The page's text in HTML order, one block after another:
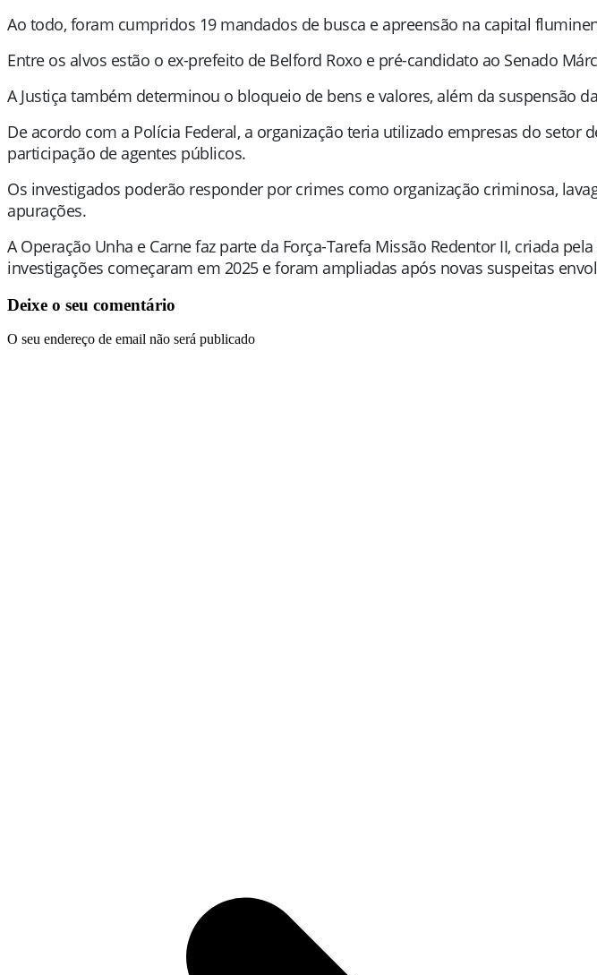
Ao todo, foram cumpridos 19 mandados de busca e apreensão na capital
Entre os alvos estão o ex-prefeito de Belford Roxo e pré-candidato ao Senado
A Justiça também determinou o bloqueio de bens e valores, além da suspensão
De acordo com a Polícia Federal, a organização teria utilizado empresas do
participação de agentes públicos.
Os investigados poderão responder por crimes como organização criminosa,
apurações.
A Operação Unha e Carne faz parte da Força-Tarefa Missão Redentor II, criada
investigações começaram em 2025 e foram ampliadas após novas suspeitas
Deixe o seu comentário
O seu endereço de email não será publicado